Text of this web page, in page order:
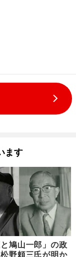
ます
と鳩山一郎」の政
野頼三氏が明か